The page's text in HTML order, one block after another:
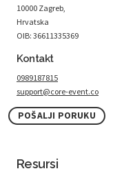
10000 Zagreb,
Hrvatska
OIB: 36611335369
Kontakt
0989187815
support@core-event.co
POŠALJI PORUKU
Resursi